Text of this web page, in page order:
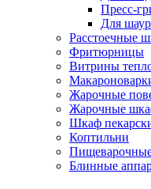
Пресс-
Для
Расстоечные
Фритюрницы
Витрины
Жарочные
Жарочные
Шкаф
Коптильни
Блинные